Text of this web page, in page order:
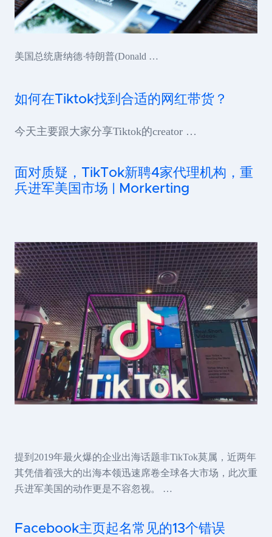
美国总统唐纳德·特朗普(Donald …
如何在Tiktok找到合适的网红带货？
今天主要跟大家分享Tiktok的creator …
面对质疑，TikTok新聘4家代理机构，重
兵进军美国市场 | Morkerting
提到2019年最火爆的企业出海话题非TikTok莫属，近两年
其凭借着强大的出海本领迅速席卷全球各大市场，此次重
兵进军美国的动作更是不容忽视。 …
Facebook主页起名常见的13个错误